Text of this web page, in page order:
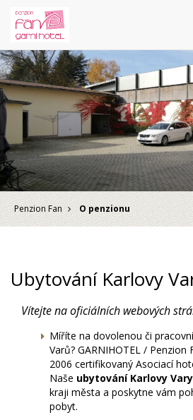
Penzion Fan O penzionu
Ubytování Karlovy
Vítejte na oficiálních webových
Míříte na dovolenou či
Varů? GARNIHOTEL /
2006 certifikovaný Asociací
Naše ubytování Karlovy Vary
kraji města a poskytne vám
pobyt.